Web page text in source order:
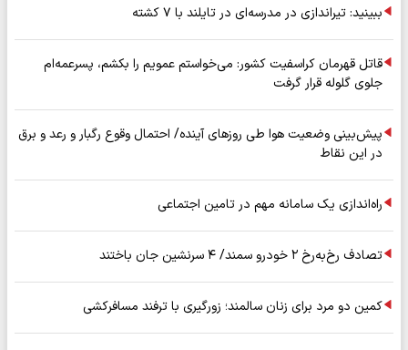
ببینید: تیراندازی در مدرسه‌ای در تایلند با ۷ کشته
قاتل قهرمان کراسفیت کشور: می‌خواستم عمویم را بکشم، پسرعمه‌ام
جلوی گلوله قرار گرفت
پیش‌بینی وضعیت هوا طی روزهای آینده/ احتمال وقوع رگبار و رعد و برق
در این نقاط
راه‌اندازی یک سامانه مهم در تامین اجتماعی
تصادف رخ‌به‌رخ ۲ خودرو سمند/ ۴ سرنشین جان باختند
کمین دو مرد برای زنان سالمند؛ زورگیری با ترفند مسافرکشی